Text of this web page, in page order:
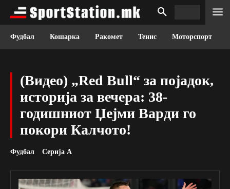
Фудбал Кошарка Ракомет Тенис Моторспорт
(Видео) „Red Bull“ за појадок,
историја за вечера: 38-
годишниот Џејми Варди го
покори Калчото!
Фудбал Серија А